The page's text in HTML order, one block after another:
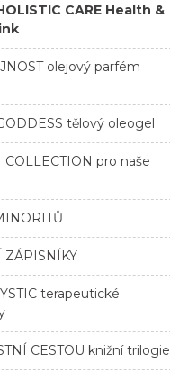
CARE Health &
olejový parfém
tělový oleogel
pro naše
ZÁPISNÍKY
terapeutické
CESTOU knižní trilogie